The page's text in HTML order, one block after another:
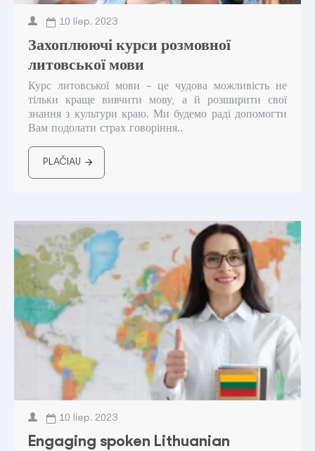
10 liep. 2023
Захоплюючі курси розмовної
литовської мови
Курс литовської мови - це чудова можливість не
тільки краще вивчити мову, а й розширити свої
знання з культури краю. Ми будемо раді допомогти
Вам подолати страх говоріння..
PLAČIAU
10 liep. 2023
Engaging spoken Lithuanian